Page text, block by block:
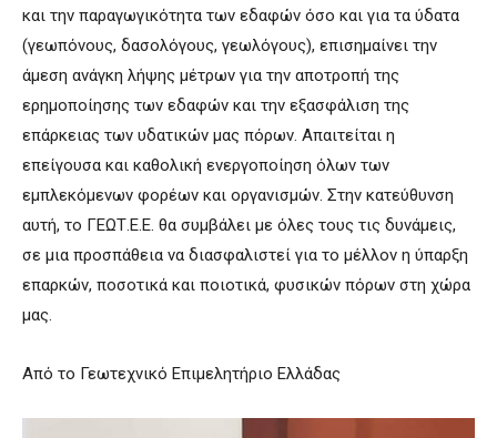
και την παραγωγικότητα των εδαφών όσο και για τα ύδατα
(γεωπόνους, δασολόγους, γεωλόγους), επισημαίνει την
άμεση ανάγκη λήψης μέτρων για την αποτροπή της
ερημοποίησης των εδαφών και την εξασφάλιση της
επάρκειας των υδατικών μας πόρων. Απαιτείται η
επείγουσα και καθολική ενεργοποίηση όλων των
εμπλεκόμενων φορέων και οργανισμών. Στην κατεύθυνση
αυτή, το ΓΕΩΤ.Ε.Ε. θα συμβάλει με όλες τους τις δυνάμεις,
σε μια προσπάθεια να διασφαλιστεί για το μέλλον η ύπαρξη
επαρκών, ποσοτικά και ποιοτικά, φυσικών πόρων στη χώρα
μας.
Από το Γεωτεχνικό Επιμελητήριο Ελλάδας